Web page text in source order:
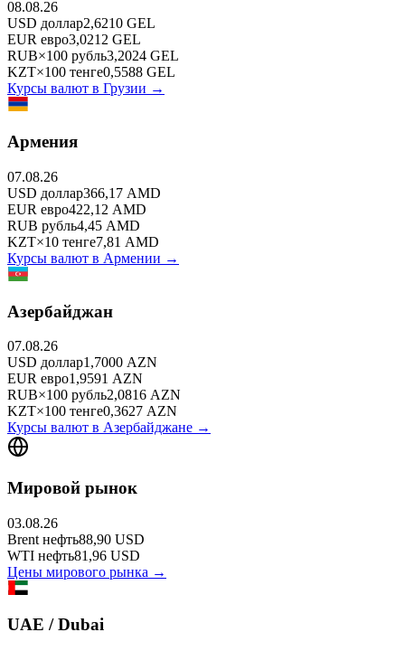
08.08.26
USD доллар2,6210 GEL
EUR евро3,0212 GEL
RUB×100 рубль3,2024 GEL
KZT×100 тенге0,5588 GEL
Курсы валют в Грузии →
Армения
07.08.26
USD доллар366,17 AMD
EUR евро422,12 AMD
RUB рубль4,45 AMD
KZT×10 тенге7,81 AMD
Курсы валют в Армении →
Азербайджан
07.08.26
USD доллар1,7000 AZN
EUR евро1,9591 AZN
RUB×100 рубль2,0816 AZN
KZT×100 тенге0,3627 AZN
Курсы валют в Азербайджане →
Мировой рынок
03.08.26
Brent нефть88,90 USD
WTI нефть81,96 USD
Цены мирового рынка →
UAE / Dubai